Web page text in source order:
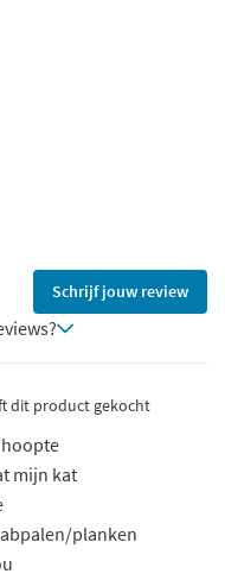
Schrijf jouw review
dit product gekocht
mijn kat
planken